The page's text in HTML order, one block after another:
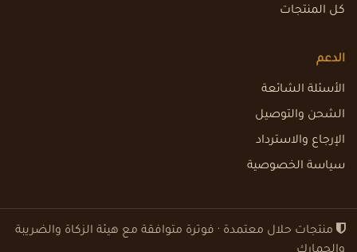
كل المنتجات
الدعم
الأسئلة الشائعة
الشحن والتوصيل
الإرجاع والاسترداد
سياسة الخصوصية
منتجات حلال معتمدة · فوترة متوافقة مع هيئة الزكاة والضريبة